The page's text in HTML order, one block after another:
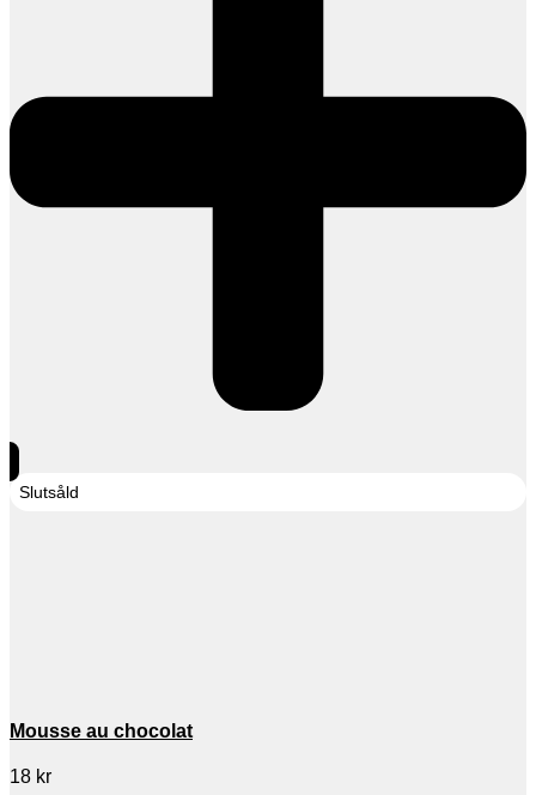
Slutsåld
Mousse au chocolat
18 kr